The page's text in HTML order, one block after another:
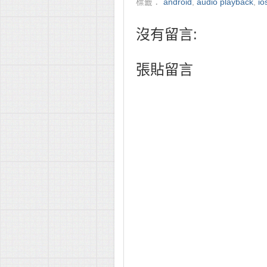
標籤： android , audio playback,
沒有留言:
張貼留言